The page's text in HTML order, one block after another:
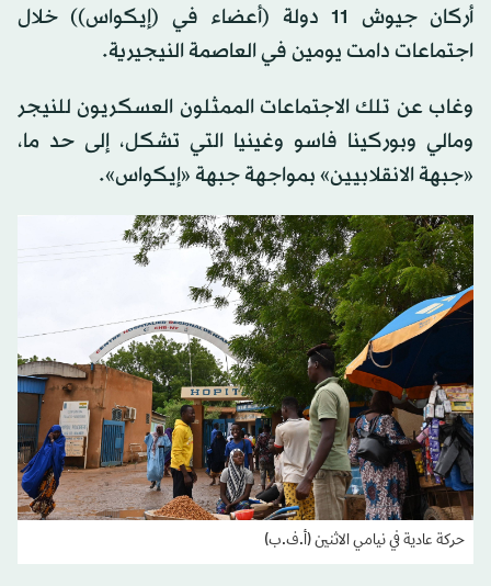
أركان جيوش 11 دولة (أعضاء في (إيكواس)) خلال
اجتماعات دامت يومين في العاصمة النيجيرية.
وغاب عن تلك الاجتماعات الممثلون العسكريون للنيجر
ومالي وبوركينا فاسو وغينيا التي تشكل، إلى حد ما،
«جبهة الانقلابيين» بمواجهة جبهة «إيكواس».
حركة عادية في نيامي الاثنين (أ.ف.ب)